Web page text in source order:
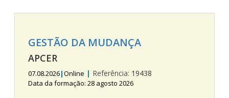
GESTÃO DA MUDANÇA
APCER
07.08.2026|Online | Referência: 19438
Data da formação: 28 agosto 2026